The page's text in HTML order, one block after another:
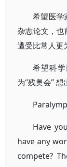
希望医学
杂志论文，也
遭受比常人更
希望科
为“残奥会” 想
Have
have any
compete?